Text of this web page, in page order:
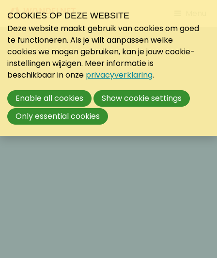
to
COOKIES OP DEZE WEBSITE
Deze website maakt gebruik van cookies om goed
te functioneren. Als je wilt aanpassen welke
cookies we mogen gebruiken, kan je jouw cookie-
instellingen wijzigen. Meer informatie is
beschikbaar in onze privacyverklaring.
Enable all cookies
Show cookie settings
Only essential cookies